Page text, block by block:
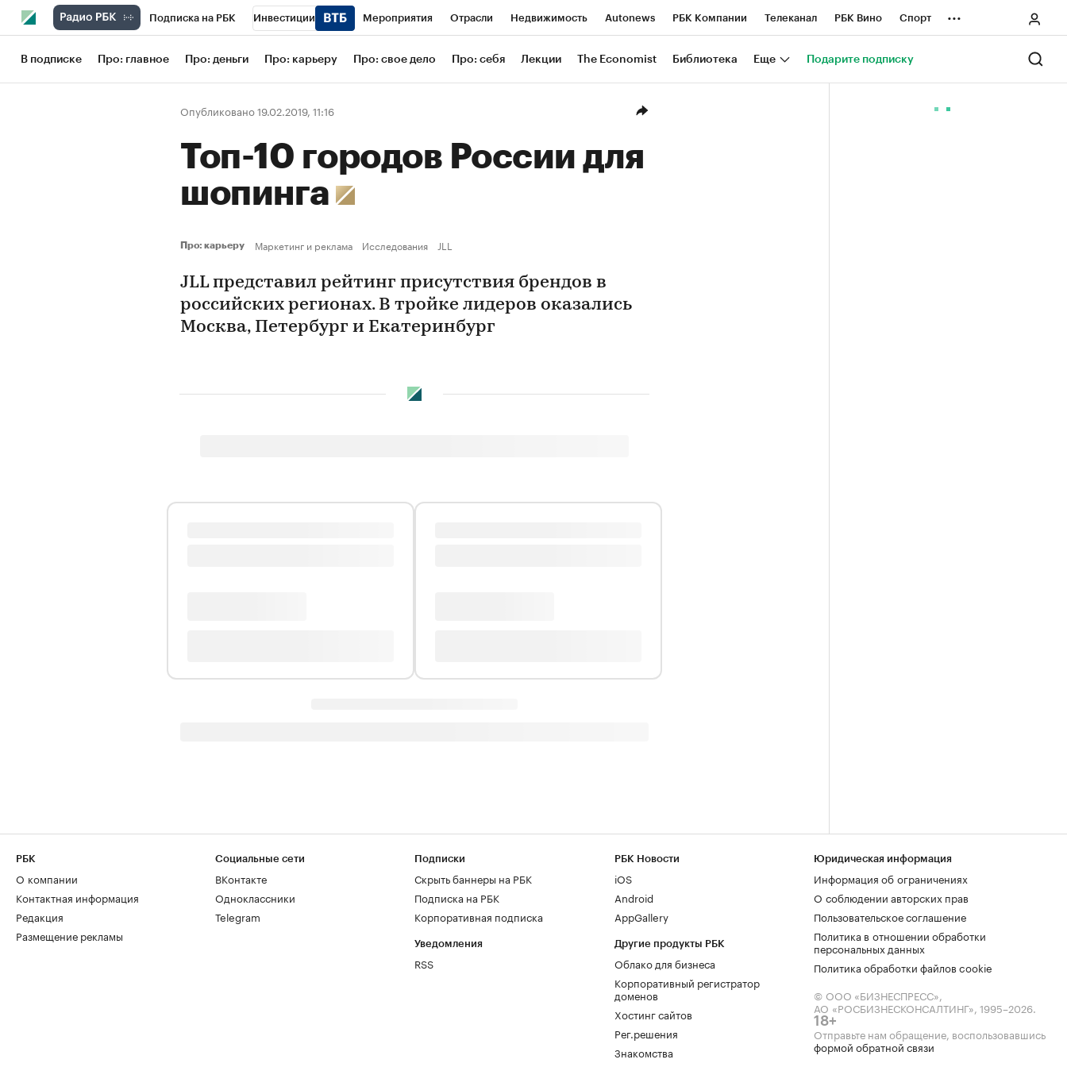
Подписка на РБК Инвестиции Мероприятия Отрасли Недвижимость Autonews РБК Компании Телеканал РБК Вино Спорт
Школа управления РБК РБК Образование РБК Life Тренды Визионеры Национальные проекты Город
Рынок наличной валюты
...
В подписке Про: главное Про: деньги Про: карьеру Про: свое дело Про: себя Лекции The Economist Библиотека Еще Подарите подписку
Опубликовано 19.02.2019, 11:16
Топ-10 городов России для
шопинга
Про: карьеру Маркетинг и реклама Исследования JLL
JLL представил рейтинг присутствия брендов в
российских регионах. В тройке лидеров оказались
Москва, Петербург и Екатеринбург
РБК
О компании
Контактная информация
Редакция
Размещение рекламы
Социальные сети
ВКонтакте
Одноклассники
Telegram
Подписки
Скрыть баннеры на РБК
Подписка на РБК
Корпоративная подписка
Уведомления
RSS
РБК Новости
iOS
Android
AppGallery
Другие продукты РБК
Облако для бизнеса
Корпоративный регистратор
доменов
Хостинг сайтов
Рег.решения
Знакомства
Юридическая информация
Информация об ограничениях
О соблюдении авторских прав
Пользовательское соглашение
Политика в отношении обработки
персональных данных
Политика обработки файлов cookie
© ООО «БИЗНЕСПРЕСС»,
АО «РОСБИЗНЕСКОНСАЛТИНГ», 1995–2026.
18+
Отправьте нам обращение, воспользовавшись
формой обратной связи